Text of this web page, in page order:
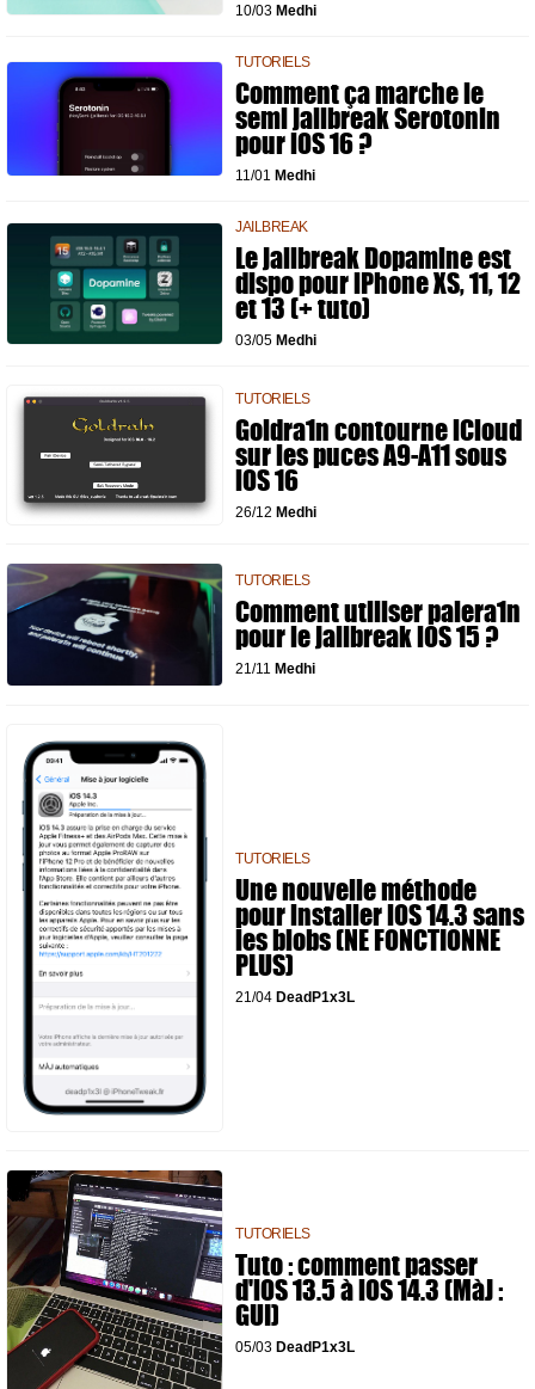
10/03 Medhi
TUTORIELS
Comment ça marche le
semi jailbreak Serotonin
pour iOS 16 ?
11/01 Medhi
JAILBREAK
Le jailbreak Dopamine est
dispo pour iPhone XS, 11, 12
et 13 (+ tuto)
03/05 Medhi
TUTORIELS
Goldra1n contourne iCloud
sur les puces A9-A11 sous
iOS 16
26/12 Medhi
TUTORIELS
Comment utiliser palera1n
pour le jailbreak iOS 15 ?
21/11 Medhi
TUTORIELS
Une nouvelle méthode
pour installer iOS 14.3 sans
les blobs (NE FONCTIONNE
PLUS)
21/04 DeadP1x3L
TUTORIELS
Tuto : comment passer
d'iOS 13.5 à iOS 14.3 (MàJ :
GUI)
05/03 DeadP1x3L